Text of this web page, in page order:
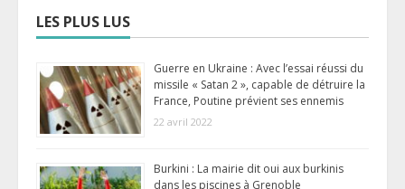
LES PLUS LUS
Guerre en Ukraine : Avec l’essai réussi du
missile « Satan 2 », capable de détruire la
France, Poutine prévient ses ennemis
22 avril 2022
Burkini : La mairie dit oui aux burkinis
dans les piscines à Grenoble